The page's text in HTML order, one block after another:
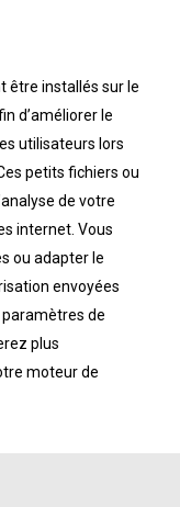
être installés sur le
d’améliorer le
utilisateurs lors
petits fichiers ou
de votre
internet. Vous
ou adapter le
envoyées
paramètres de
plus
moteur de